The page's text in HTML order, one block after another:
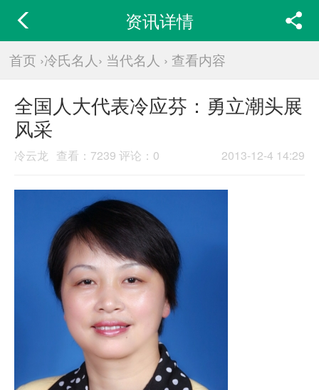
资讯详情
首页 ›冷氏名人› 当代名人 › 查看内容
全国人大代表冷应芬：勇立潮头展
风采
2013-12-4 14:29
冷云龙 查看： 7239 评论：0